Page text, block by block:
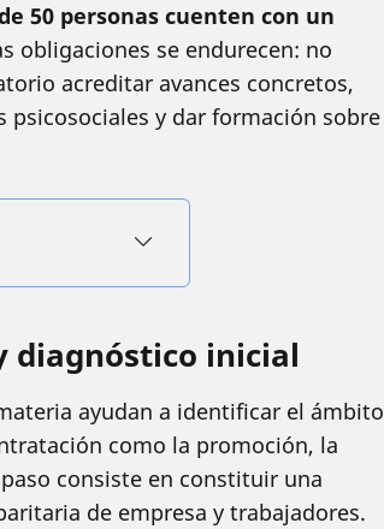
50 personas cuenten con un
obligaciones se endurecen: no
acreditar avances concretos,
psicosociales y dar formación sobre
diagnóstico inicial
ayudan a identificar el ámbito
como la promoción, la
consiste en constituir una
de empresa y trabajadores.